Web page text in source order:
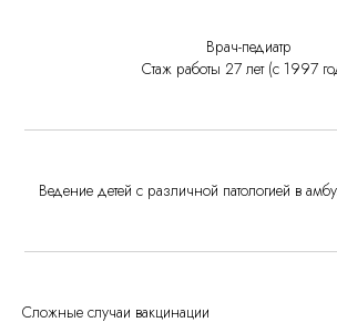
Врач-педиатр
Стаж работы 27 лет (с 1997
Ведение детей с различной патологией в
Сложные случаи вакцинации